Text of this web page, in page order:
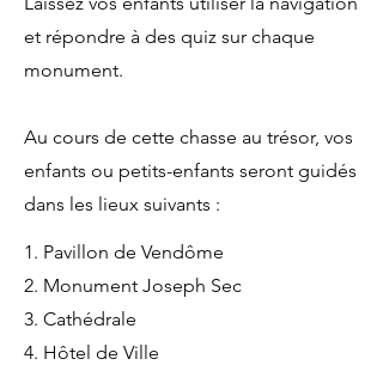
et répondre à des quiz sur chaque
monument.
Au cours de cette chasse au trésor, vos
enfants ou petits-enfants seront guidés
dans les lieux suivants :
1. Pavillon de Vendôme
2. Monument Joseph Sec
3. Cathédrale
4. Hôtel de Ville